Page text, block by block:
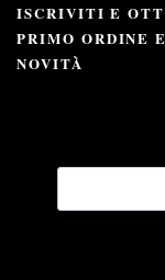
ISCRIVITI E
PRIMO ORDINE
NOVITÀ